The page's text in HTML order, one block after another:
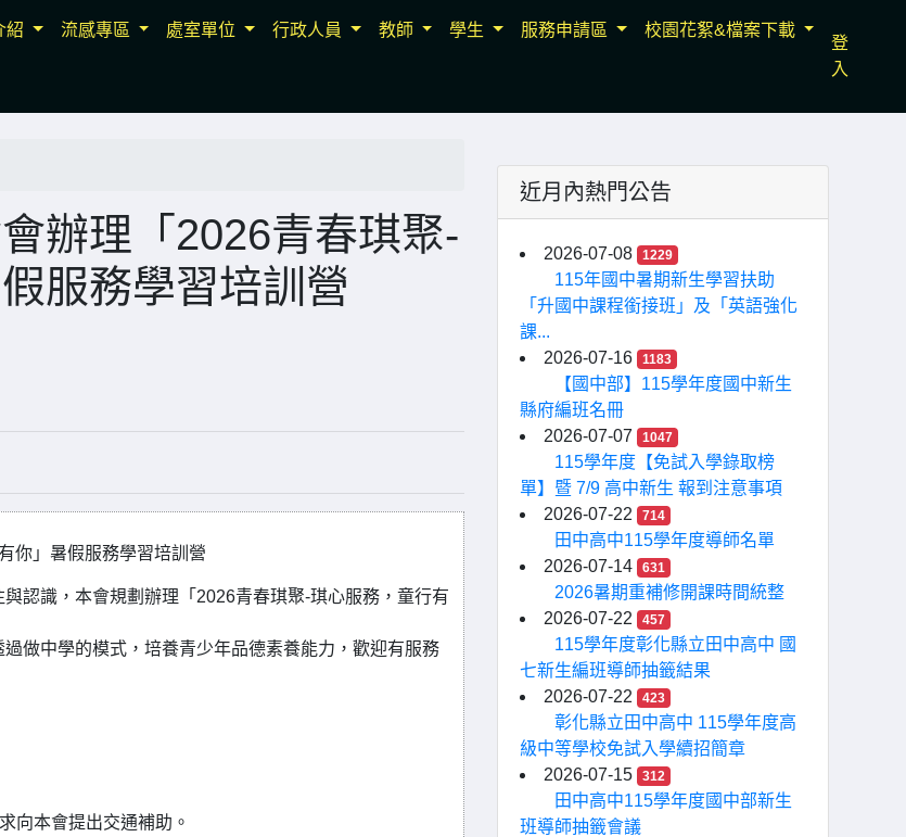
紹 流感專區 處室單位 行政人員 教師 學生 服務申請區 校園花絮&檔案下載
登
入
辦理「2026青春琪聚-
服務學習培訓營
你」暑假服務學習培訓營
認識，本會規劃辦理「2026青春琪聚-琪心服務，童行有
做中學的模式，培養青少年品德素養能力，歡迎有服務
向本會提出交通補助。
近月內熱門公告
2026-07-08 1229
115年國中暑期新生學習扶助
「升國中課程銜接班」及「英語強化
課...
2026-07-16
1183
【國中部】115學年度國中新生
縣府編班名冊
2026-07-07
1047
115學年度【免試入學錄取榜
單】暨 7/9 高中新生 報到注意事項
2026-07-22
714
田中高中115學年度導師名單
2026-07-14
631
2026暑期重補修開課時間統整
2026-07-22
457
115學年度彰化縣立田中高中 國
七新生編班導師抽籤結果
2026-07-22
423
彰化縣立田中高中 115學年度高
級中等學校免試入學續招簡章
2026-07-15
312
田中高中115學年度國中部新生
班導師抽籤會議